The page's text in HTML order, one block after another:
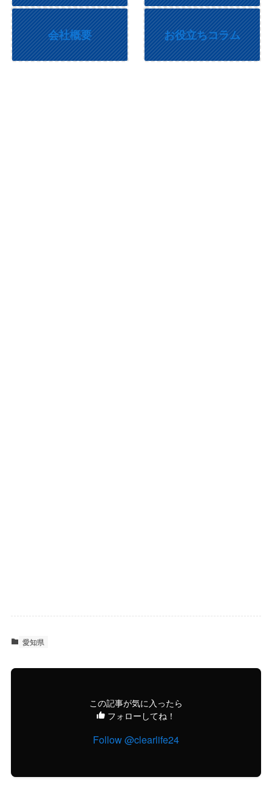
会社概要 お役立ちコラム
愛知県
この記事が気に入ったら
フォローしてね！
Follow @clearlife24